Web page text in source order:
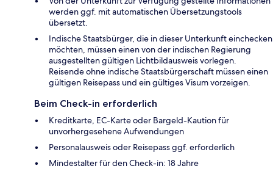
werden ggf. mit automatischen Übersetzungstools
übersetzt.
Indische Staatsbürger, die in dieser Unterkunft einchecken
möchten, müssen einen von der indischen Regierung
ausgestellten gültigen Lichtbildausweis vorlegen.
Reisende ohne indische Staatsbürgerschaft müssen einen
gültigen Reisepass und ein gültiges Visum vorzeigen.
Beim Check-in erforderlich
Kreditkarte, EC-Karte oder Bargeld-Kaution für
unvorhergesehene Aufwendungen
Personalausweis oder Reisepass ggf. erforderlich
Mindestalter für den Check-in: 18 Jahre